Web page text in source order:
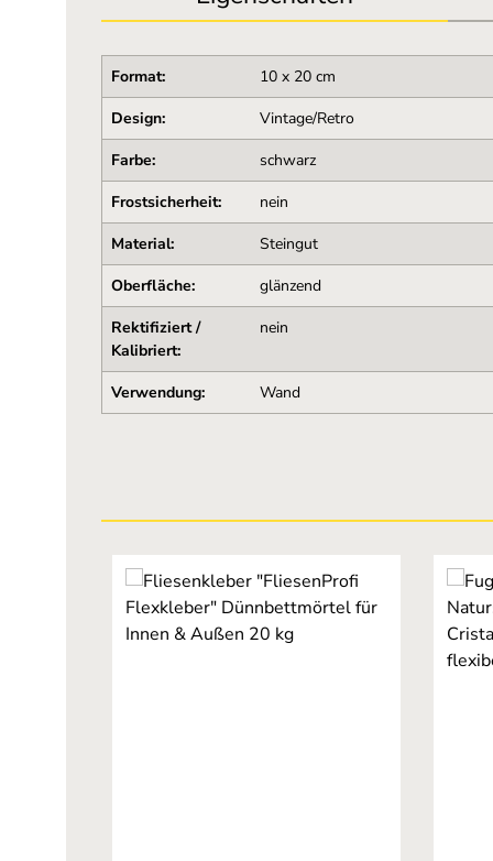
Format:
10 x 20 cm
Design:
Vintage/Retro
Farbe:
schwarz
Frostsicherheit:
nein
Material:
Steingut
Oberfläche:
glänzend
Rektifiziert /
Kalibriert:
nein
Verwendung: Wand
Produktgalerie überspringen